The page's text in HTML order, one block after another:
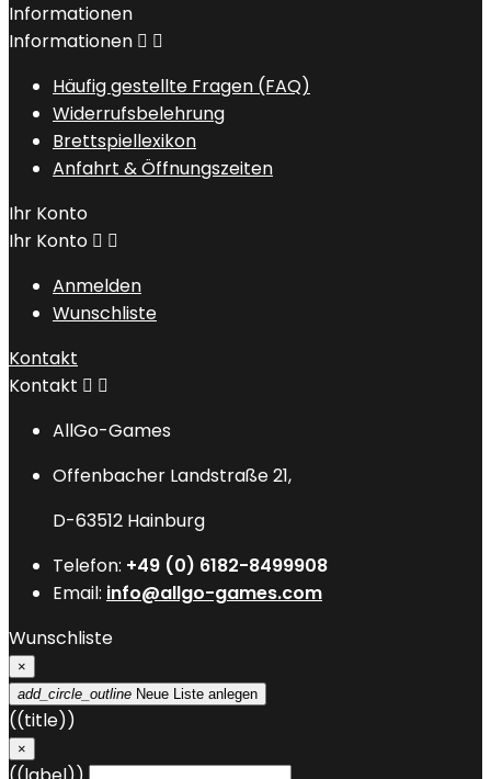
Informationen
Informationen  
Häufig gestellte Fragen (FAQ)
Widerrufsbelehrung
Brettspiellexikon
Anfahrt & Öffnungszeiten
Ihr Konto
Ihr Konto  
Anmelden
Wunschliste
Kontakt
Kontakt  
AllGo-Games
Offenbacher Landstraße 21,
D-63512 Hainburg
Telefon: +49 (0) 6182-8499908
Email: info@allgo-games.com
Wunschliste
×
add_circle_outline Neue Liste anlegen
((title))
×